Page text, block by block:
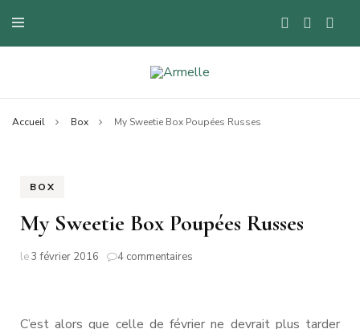
Armelle
Blog mode à Nantes, lifestyle, beauté et bons plans.
Accueil Box My Sweetie Box Poupées Russes
BOX
My Sweetie Box Poupées Russes
le3 février 2016 4 commentaires
Poupées
C’est alors que celle de février ne devrait plus tarder